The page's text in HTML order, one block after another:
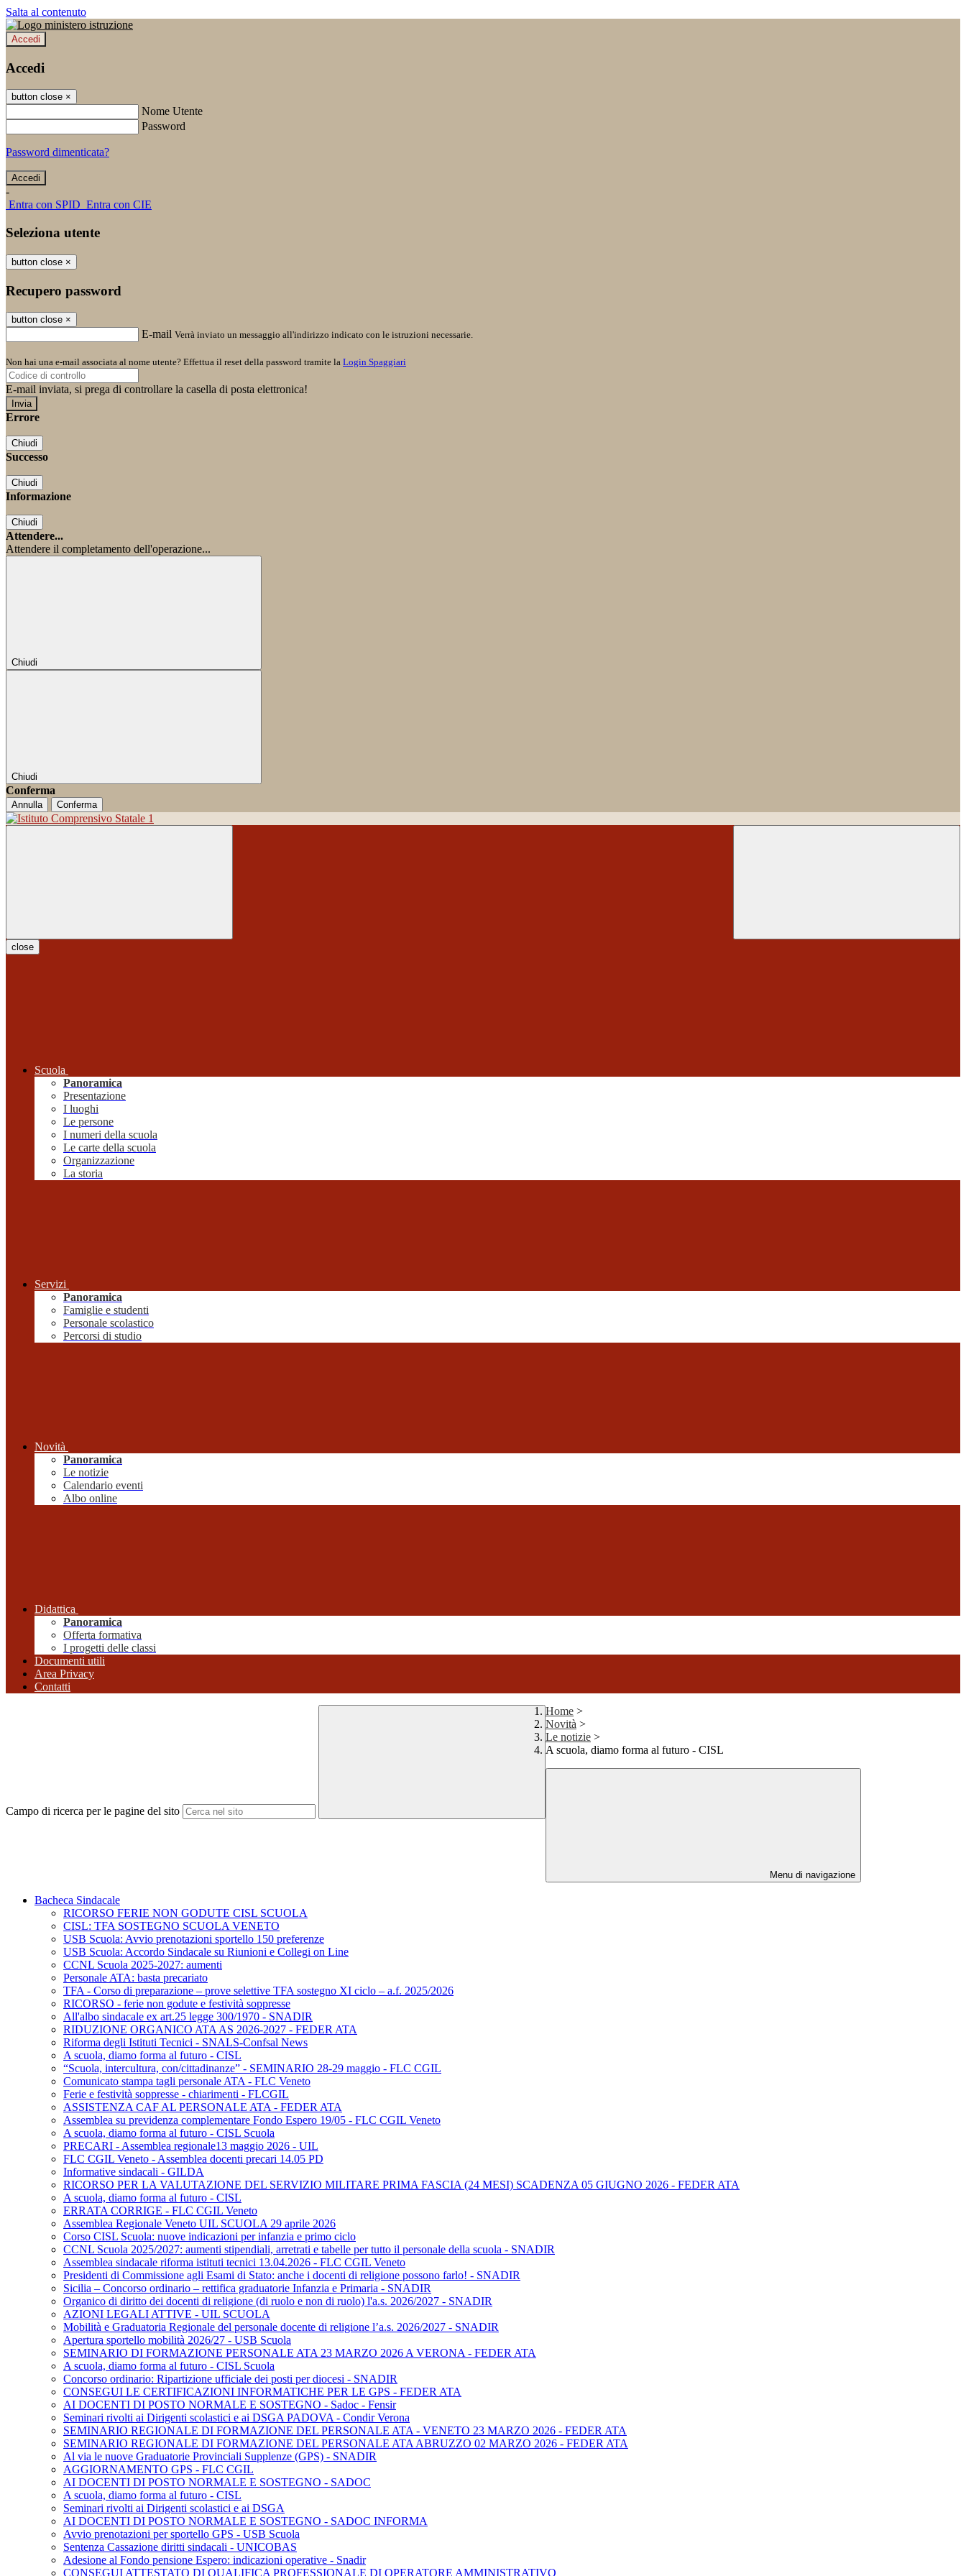
Salta al contenuto
Accedi
Accedi
button close ×
Nome Utente
Password
Password dimenticata?
-
Entra con SPID Entra con CIE
Seleziona utente
button close ×
Recupero password
button close ×
E-mail Verrà inviato un messaggio all'indirizzo indicato con le istruzioni necessarie.
Non hai una e-mail associata al nome utente? Effettua il reset della password tramite la Login Spaggiari
E-mail inviata, si prega di controllare la casella di posta elettronica!
Errore
Chiudi
Successo
Chiudi
Informazione
Chiudi
Attendere...
Attendere il completamento dell'operazione...
Chiudi
Chiudi
Conferma
Annulla Conferma
close
Scuola
Panoramica
Presentazione
I luoghi
Le persone
I numeri della scuola
Le carte della scuola
Organizzazione
La storia
Servizi
Panoramica
Famiglie e studenti
Personale scolastico
Percorsi di studio
Novità
Panoramica
Le notizie
Calendario eventi
Albo online
Didattica
Panoramica
Offerta formativa
I progetti delle classi
Documenti utili
Area Privacy
Contatti
Campo di ricerca per le pagine del sito
Home >
Novità >
Le notizie >
A scuola, diamo forma al futuro - CISL
Menu di navigazione
Bacheca Sindacale
RICORSO FERIE NON GODUTE CISL SCUOLA
CISL: TFA SOSTEGNO SCUOLA VENETO
USB Scuola: Avvio prenotazioni sportello 150 preferenze
USB Scuola: Accordo Sindacale su Riunioni e Collegi on Line
CCNL Scuola 2025-2027: aumenti
Personale ATA: basta precariato
TFA - Corso di preparazione – prove selettive TFA sostegno XI ciclo – a.f. 2025/2026
RICORSO - ferie non godute e festività soppresse
All'albo sindacale ex art.25 legge 300/1970 - SNADIR
RIDUZIONE ORGANICO ATA AS 2026-2027 - FEDER ATA
Riforma degli Istituti Tecnici - SNALS-Confsal News
A scuola, diamo forma al futuro - CISL
“Scuola, intercultura, con/cittadinanze” - SEMINARIO 28-29 maggio - FLC CGIL
Comunicato stampa tagli personale ATA - FLC Veneto
Ferie e festività soppresse - chiarimenti - FLCGIL
ASSISTENZA CAF AL PERSONALE ATA - FEDER ATA
Assemblea su previdenza complementare Fondo Espero 19/05 - FLC CGIL Veneto
A scuola, diamo forma al futuro - CISL Scuola
PRECARI - Assemblea regionale13 maggio 2026 - UIL
FLC CGIL Veneto - Assemblea docenti precari 14.05 PD
Informative sindacali - GILDA
RICORSO PER LA VALUTAZIONE DEL SERVIZIO MILITARE PRIMA FASCIA (24 MESI) SCADENZA 05 GIUGNO 2026 - FEDER ATA
A scuola, diamo forma al futuro - CISL
ERRATA CORRIGE - FLC CGIL Veneto
Assemblea Regionale Veneto UIL SCUOLA 29 aprile 2026
Corso CISL Scuola: nuove indicazioni per infanzia e primo ciclo
CCNL Scuola 2025/2027: aumenti stipendiali, arretrati e tabelle per tutto il personale della scuola - SNADIR
Assemblea sindacale riforma istituti tecnici 13.04.2026 - FLC CGIL Veneto
Presidenti di Commissione agli Esami di Stato: anche i docenti di religione possono farlo! - SNADIR
Sicilia – Concorso ordinario – rettifica graduatorie Infanzia e Primaria - SNADIR
Organico di diritto dei docenti di religione (di ruolo e non di ruolo) l'a.s. 2026/2027 - SNADIR
AZIONI LEGALI ATTIVE - UIL SCUOLA
Mobilità e Graduatoria Regionale del personale docente di religione l’a.s. 2026/2027 - SNADIR
Apertura sportello mobilità 2026/27 - USB Scuola
SEMINARIO DI FORMAZIONE PERSONALE ATA 23 MARZO 2026 A VERONA - FEDER ATA
A scuola, diamo forma al futuro - CISL Scuola
Concorso ordinario: Ripartizione ufficiale dei posti per diocesi - SNADIR
CONSEGUI LE CERTIFICAZIONI INFORMATICHE PER LE GPS - FEDER ATA
AI DOCENTI DI POSTO NORMALE E SOSTEGNO - Sadoc - Fensir
Seminari rivolti ai Dirigenti scolastici e ai DSGA PADOVA - Condir Verona
SEMINARIO REGIONALE DI FORMAZIONE DEL PERSONALE ATA - VENETO 23 MARZO 2026 - FEDER ATA
SEMINARIO REGIONALE DI FORMAZIONE DEL PERSONALE ATA ABRUZZO 02 MARZO 2026 - FEDER ATA
Al via le nuove Graduatorie Provinciali Supplenze (GPS) - SNADIR
AGGIORNAMENTO GPS - FLC CGIL
AI DOCENTI DI POSTO NORMALE E SOSTEGNO - SADOC
A scuola, diamo forma al futuro - CISL
Seminari rivolti ai Dirigenti scolastici e ai DSGA
AI DOCENTI DI POSTO NORMALE E SOSTEGNO - SADOC INFORMA
Avvio prenotazioni per sportello GPS - USB Scuola
Sentenza Cassazione diritti sindacali - UNICOBAS
Adesione al Fondo pensione Espero: indicazioni operative - Snadir
CONSEGUI ATTESTATO DI QUALIFICA PROFESSIONALE DI OPERATORE AMMINISTRATIVO